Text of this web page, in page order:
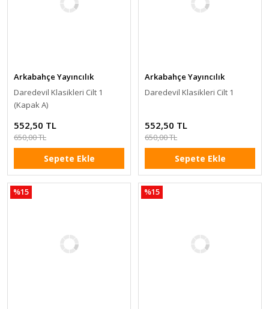
Arkabahçe Yayıncılık
Daredevil Klasikleri Cilt 1
(Kapak A)
552,50 TL
650,00 TL
Sepete Ekle
Arkabahçe Yayıncılık
Daredevil Klasikleri Cilt 1
552,50 TL
650,00 TL
Sepete Ekle
%15 %15